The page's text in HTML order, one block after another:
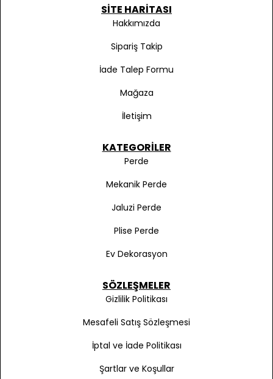
SITE HARITASI
Hakkımızda
Sipariş Takip
İade Talep Formu
Mağaza
İletişim
KATEGORILER
Perde
Mekanik Perde
Jaluzi Perde
Plise Perde
Ev Dekorasyon
SÖZLEŞMELER
Gizlilik Politikası
Mesafeli Satış Sözleşmesi
İptal ve İade Politikası
Şartlar ve Koşullar